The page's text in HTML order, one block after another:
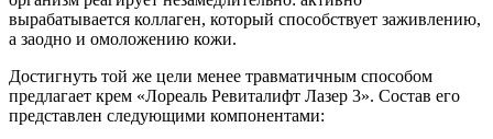
вырабатывается коллаген, который способствует заживлению,
а заодно и омоложению кожи.
Достигнуть той же цели менее травматичным способом
предлагает крем «Лореаль Ревиталифт Лазер 3». Состав его
представлен следующими компонентами: